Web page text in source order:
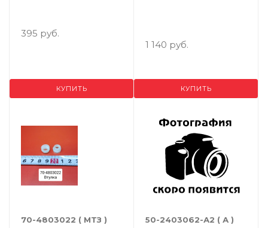
395 руб.
КУПИТЬ
1 140 руб.
КУПИТЬ
70-4803022 ( МТЗ ) 50-2403062-А2 ( А )